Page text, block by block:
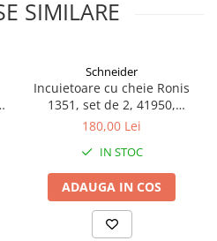
SIMILARE
Schneider
Incuietoare cu cheie Ronis
1351, set de 2, 41950,
Schneider Electric
180,00 Lei
IN STOC
ADAUGA IN COS